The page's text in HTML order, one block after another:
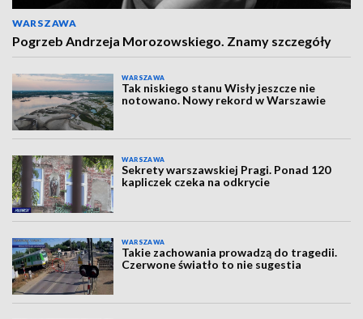
WARSZAWA
Pogrzeb Andrzeja Morozowskiego. Znamy szczegóły
WARSZAWA
Tak niskiego stanu Wisły jeszcze nie
notowano. Nowy rekord w Warszawie
WARSZAWA
Sekrety warszawskiej Pragi. Ponad 120
kapliczek czeka na odkrycie
WARSZAWA
Takie zachowania prowadzą do tragedii.
Czerwone światło to nie sugestia